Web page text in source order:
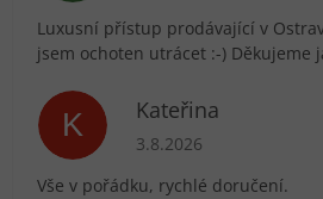
Luxusní přístup prodávající v
jsem ochoten utrácet :-) Děkujeme
K Kateřina
Hodnocení obchodu je
3.8.2026
Vše v pořádku, rychlé doručení.